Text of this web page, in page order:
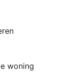
woning